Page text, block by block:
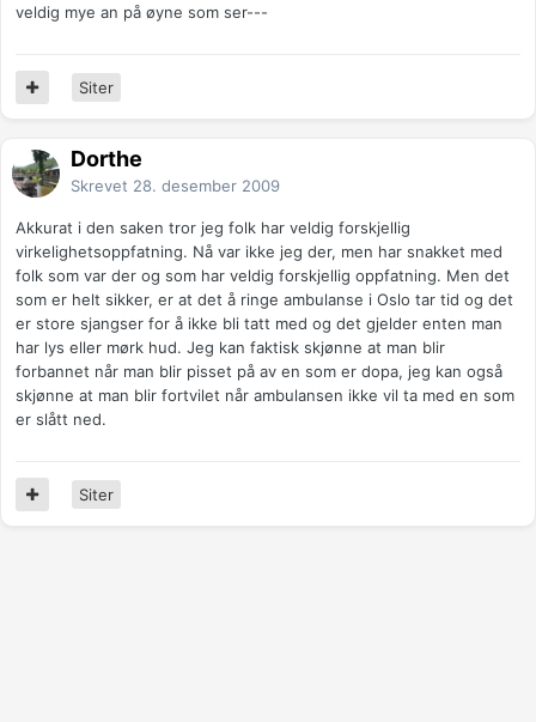
veldig mye an på øyne som ser---
Siter
Dorthe
Skrevet 28. desember 2009
Akkurat i den saken tror jeg folk har veldig forskjellig
virkelighetsoppfatning. Nå var ikke jeg der, men har snakket med
folk som var der og som har veldig forskjellig oppfatning. Men det
som er helt sikker, er at det å ringe ambulanse i Oslo tar tid og det
er store sjangser for å ikke bli tatt med og det gjelder enten man
har lys eller mørk hud. Jeg kan faktisk skjønne at man blir
forbannet når man blir pisset på av en som er dopa, jeg kan også
skjønne at man blir fortvilet når ambulansen ikke vil ta med en som
er slått ned.
Siter